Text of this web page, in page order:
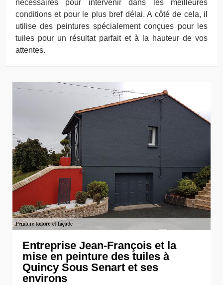
nécessaires pour intervenir dans les meilleures
conditions et pour le plus bref délai. A côté de cela, il
utilise des peintures spécialement conçues pour les
tuiles pour un résultat parfait et à la hauteur de vos
attentes.
Entreprise Jean-François et la
mise en peinture des tuiles à
Quincy Sous Senart et ses
environs